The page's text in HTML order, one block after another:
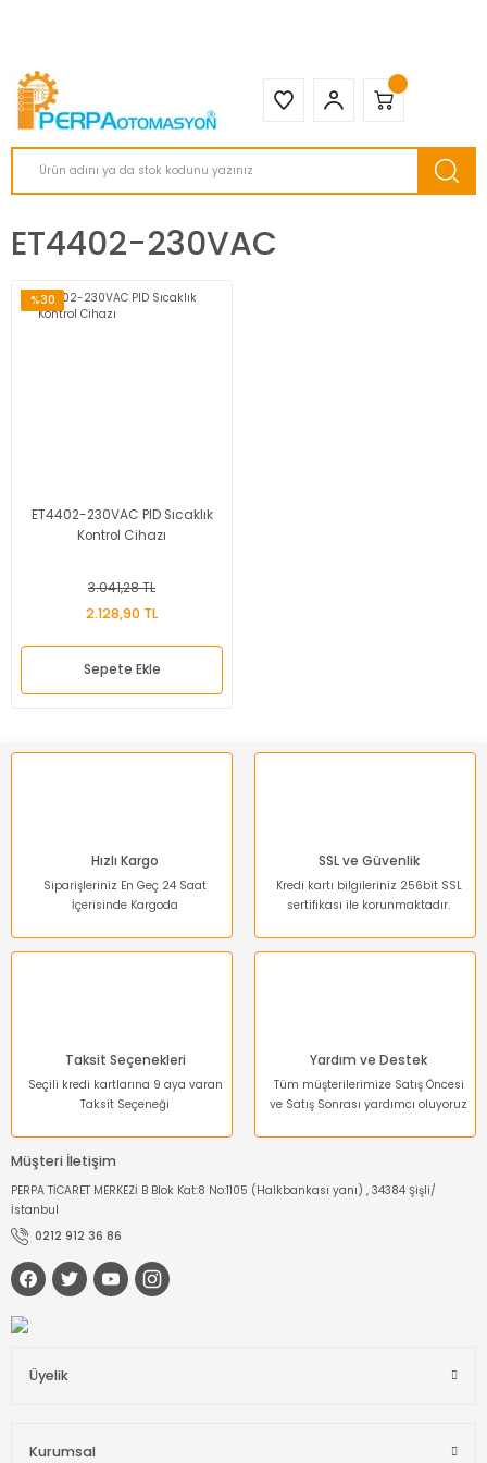
ET4402-230VAC
%30
ET4402-230VAC PID Sıcaklık
Kontrol Cihazı
3.041,28 TL
2.128,90 TL
Sepete Ekle
Hızlı Kargo
Siparişleriniz En Geç 24 Saat
İçerisinde Kargoda
SSL ve Güvenlik
Kredi kartı bilgileriniz 256bit SSL
sertifikası ile korunmaktadır.
Taksit Seçenekleri
Seçili kredi kartlarına 9 aya varan
Taksit Seçeneği
Yardım ve Destek
Tüm müşterilerimize Satış Öncesi
ve Satış Sonrası yardımcı oluyoruz
Müşteri İletişim
PERPA TİCARET MERKEZİ B Blok Kat:8 No:1105 (Halkbankası yanı) , 34384 Şişli/
İstanbul
0212 912 36 86
Üyelik
Kurumsal